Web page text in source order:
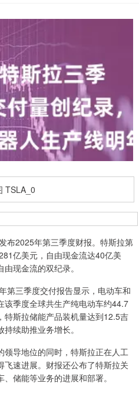
2025年第三季度财报。特斯拉第
亿美元，自由现金流达40亿美
现金流的双纪录。
三季度交付报告显示，电动车和
该季度全球共生产纯电动车约44.7
斯拉储能产品装机量达到12.5吉
续助推业务增长。
导地位的同时，特斯拉正在人工
飞速进展。财报还公布了特斯拉关
储能等业务的进展和部署。